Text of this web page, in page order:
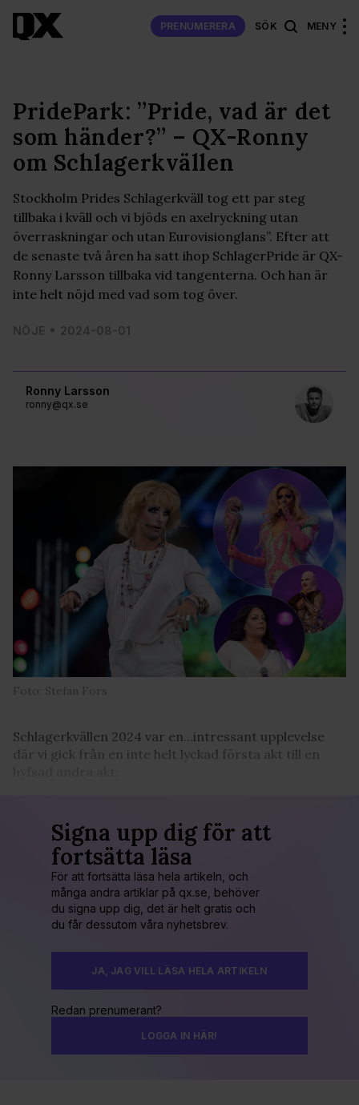
PRENUMERERA SÖK MENY
Ronny Larsson
ronny@qx.se
PridePark: ”Pride, vad är det
som händer?” – QX-Ronny
om Schlagerkvällen
Stockholm Prides Schlagerkväll tog ett par steg
tillbaka i kväll och vi bjöds en axelryckning utan
överraskningar och utan Eurovisionglans”. Efter att
de senaste två åren ha satt ihop SchlagerPride är QX-
Ronny Larsson tillbaka vid tangenterna. Och han är
inte helt nöjd med vad som tog över.
NÖJE 2024-08-01
Foto: Stefan Fors
Schlagerkvällen 2024 var en…intressant upplevelse
där vi gick från en inte helt lyckad första akt till en
Signa upp dig för att
fortsätta läsa
För att fortsätta läsa hela artikeln, och
många andra artiklar på qx.se, behöver
du signa upp dig, det är helt gratis och
du får dessutom våra nyhetsbrev.
JA, JAG VILL LÄSA HELA ARTIKELN
Redan prenumerant?
LOGGA IN HÄR!